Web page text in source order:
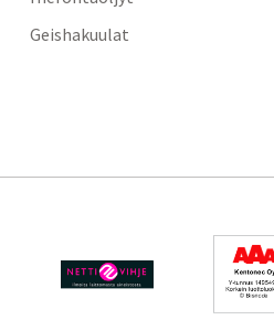
Geishakuulat